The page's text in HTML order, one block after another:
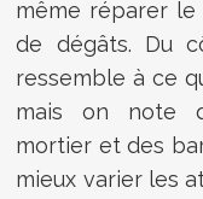
même réparer
de dégâts. Du
ressemble à ce
mais on note
mortier et des
mieux varier les